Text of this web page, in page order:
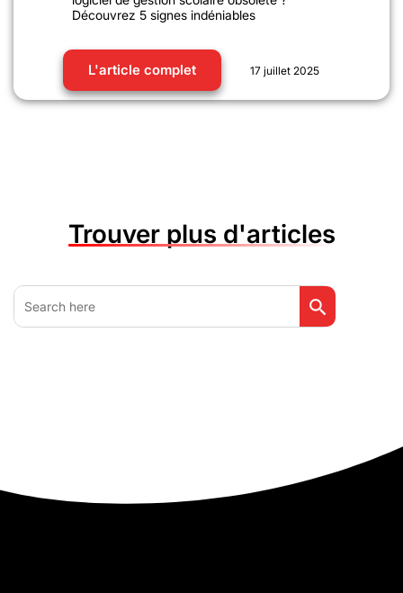
Découvrez 5 signes indéniables
L'article complet 17 juillet 2025
Trouver plus d'articles
Search
for:
Search Button